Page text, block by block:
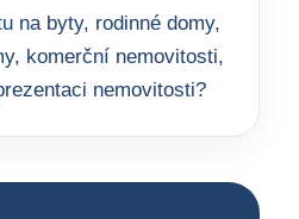
na byty, rodinné domy,
komerční nemovitosti,
nemovitosti?